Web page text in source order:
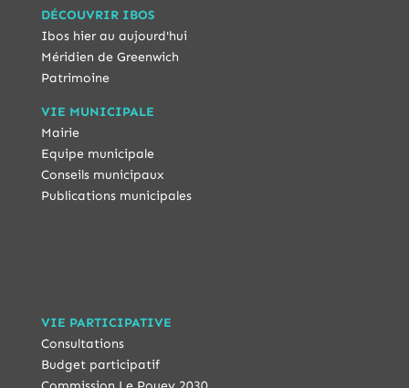
DÉCOUVRIR IBOS
Ibos hier au aujourd'hui
Méridien de Greenwich
Patrimoine
VIE MUNICIPALE
Mairie
Equipe municipale
Conseils municipaux
Publications municipales
VIE PARTICIPATIVE
Consultations
Budget participatif